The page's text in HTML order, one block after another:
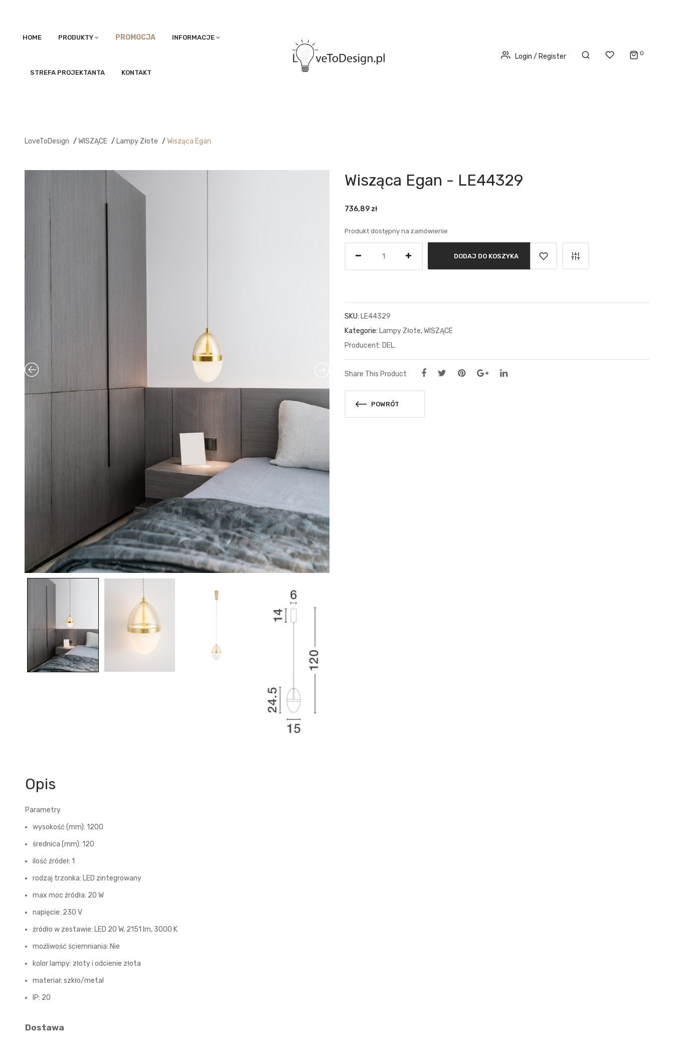
HOME PRODUKTY PROMOCJA INFORMACJE
STREFA PROJEKTANTA KONTAKT
Login / Register 0
LoveToDesign / WISZĄCE / Lampy Złote / Wisząca Egan
Wisząca Egan - LE44329
736,89 zł
Produkt dostępny na zamówienie
DODAJ DO KOSZYKA
SKU: LE44329
Kategorie: Lampy Złote,WISZĄCE
DEL.
Share This Product
POWRÓT
Opis
Parametry
wysokość (mm): 1200
średnica (mm): 120
ilość źródeł: 1
rodzaj trzonka: LED zintegrowany
max moc źródła: 20 W
napięcie: 230 V
źródło w zestawie: LED 20 W, 2151 lm, 3000 K
możliwość ściemniania: Nie
kolor lampy: złoty i odcienie złota
materiał: szkło/metal
IP: 20
Dostawa